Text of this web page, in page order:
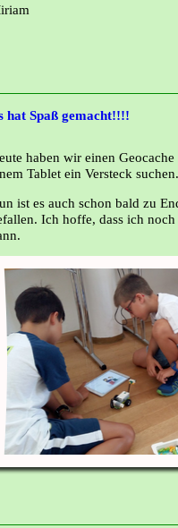
hat Spaß gemacht!!!!
haben wir einen
Tablet ein Versteck
ist es auch schon bald zu
Ich hoffe, dass ich